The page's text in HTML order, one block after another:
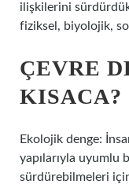
ilişkilerini
fiziksel, biyolojik,
ÇEVRE
KISACA?
Ekolojik denge:
yapılarıyla uyumlu
sürdürebilmeleri